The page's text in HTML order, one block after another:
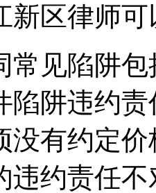
新区律师
常见陷阱
陷阱违约
没有约定
违约责任